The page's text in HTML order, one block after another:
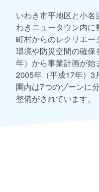
いわき市平地区と小
わきニュータウン内
町村からのレクリエ
環境や防災空間の確
年）から事業計画が始
2005年（平成17年）3
園内は7つのゾーンに
整備がされています。